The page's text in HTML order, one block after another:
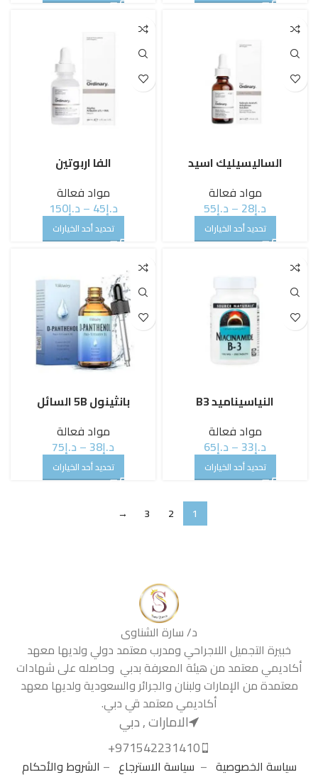
الساليسيليك اسيد
مواد فعالة
د.إ28
– د.إ55
تحديد أحد الخيارات
الفا اربوتين
مواد فعالة
د.إ45
– د.إ150
تحديد أحد الخيارات
النياسيناميد B3
مواد فعالة
د.إ33
– د.إ65
تحديد أحد الخيارات
بانثينول 5B السائل
مواد فعالة
د.إ38
– د.إ75
تحديد أحد الخيارات
1
2
3
→
د/ سارة الشناوى
خبيرة التجميل اللاجراحي ومدرب معتمد دولي ولديها معهد
أكاديمي معتمد من هيئة المعرفة بدبي وحاصله على شهادات
معتمدة من الإمارات ولبنان والجرائر والسعودية ولديها معهد
أكاديمي معتمد قي دبي.
الامارات , دبي
971542231410+
سياسة الخصوصية – سياسة الاسترجاع – الشروط والأحكام